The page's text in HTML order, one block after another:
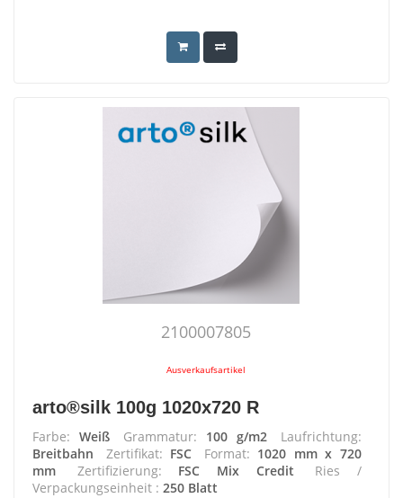
2100007805
Ausverkaufsartikel
arto®silk 100g 1020x720 R
Farbe: Weiß Grammatur: 100 g/m2
Laufrichtung:
Breitbahn
Zertifikat: FSC Format: 1020 mm x 720
mm
Zertifizierung: FSC Mix Credit
Ries /
Verpackungseinheit : 250 Blatt